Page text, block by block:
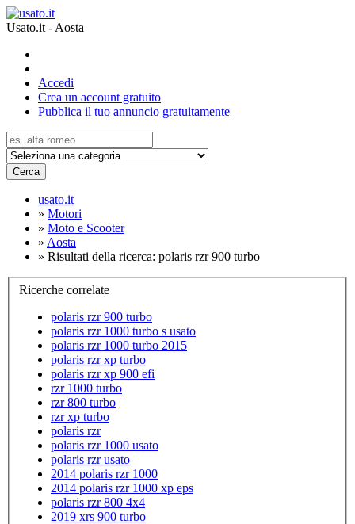
Usato.it - Aosta
Accedi
Crea un account gratuito
Pubblica il tuo annuncio gratuitamente
Cerca
usato.it
» Motori
» Moto e Scooter
» Aosta
» Risultati della ricerca: polaris rzr 900 turbo
Ricerche correlate
polaris rzr 900 turbo
polaris rzr 1000 turbo s usato
polaris rzr 1000 turbo 2015
polaris rzr xp turbo
polaris rzr xp 900 efi
rzr 1000 turbo
rzr 800 turbo
rzr xp turbo
polaris rzr
polaris rzr 1000 usato
polaris rzr usato
2014 polaris rzr 1000
2014 polaris rzr 1000 xp eps
polaris rzr 800 4x4
2019 xrs 900 turbo